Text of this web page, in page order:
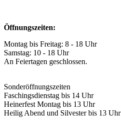
Öffnungszeiten:
Montag bis Freitag: 8 - 18 Uhr
Samstag: 10 - 18 Uhr
An Feiertagen geschlossen.
Sonderöffnungszeiten
Faschingsdienstag bis 14 Uhr
Heinerfest Montag bis 13 Uhr
Heilig Abend und Silvester bis 13 Uhr